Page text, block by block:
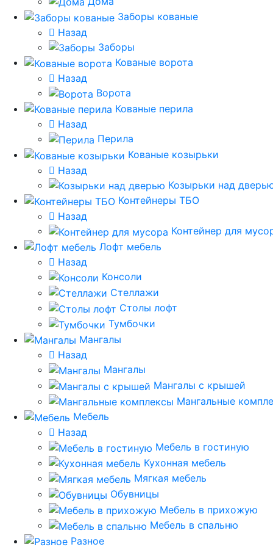
Заборы кованые
Назад
Заборы
Кованые ворота
Назад
Ворота
Кованые перила
Назад
Перила
Кованые козырьки
Назад
Козырьки над
Контейнеры ТБО
Назад
Контейнер для
Лофт мебель
Назад
Консоли
Стеллажи
Столы лофт
Тумбочки
Мангалы
Назад
Мангалы
Мангалы с крышей
Мангальные
Мебель
Назад
Мебель в гостиную
Кухонная мебель
Мягкая мебель
Обувницы
Мебель в прихожую
Мебель в спальню
Разное